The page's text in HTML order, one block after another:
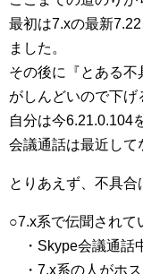
最初は7.xの最新
ました。
その後に『とある不
がしんどいので下げ
自分は今6.21.0.104
会議通話は最近して
とりあえず、不具合
○7.x系で伝聞されて
・Skype会議通話
・7.x系の人がホス